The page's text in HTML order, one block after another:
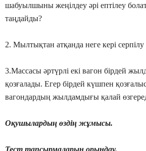
шабуылшыны жеңілдеу әрі ептілеу
таңдайды?
2. Мылтықтан атқанда неге кері
3.Массасы әртүрлі екі вагон бірдей
қозғалады. Егер бірдей күшпен
вагондардың жылдамдығы қалай
Оқушылардың өздің жұмысы.
Тест тапсырмаларын орындау.